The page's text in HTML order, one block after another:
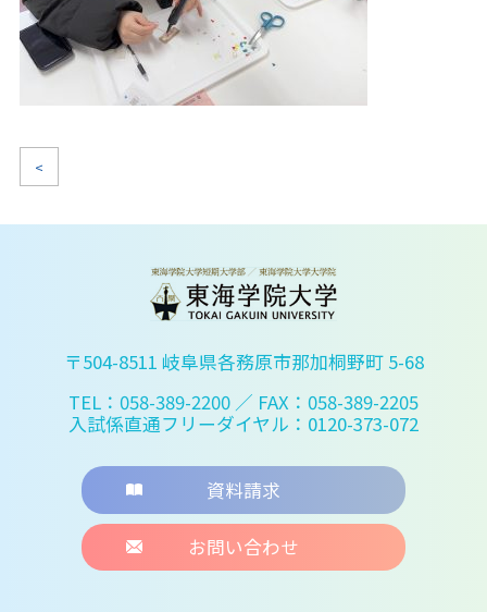
<
〒504-8511 岐阜県各務原市那加桐野町 5-68
TEL：058-389-2200 ／ FAX：058-389-2205
入試係直通フリーダイヤル：0120-373-072
資料請求
お問い合わせ